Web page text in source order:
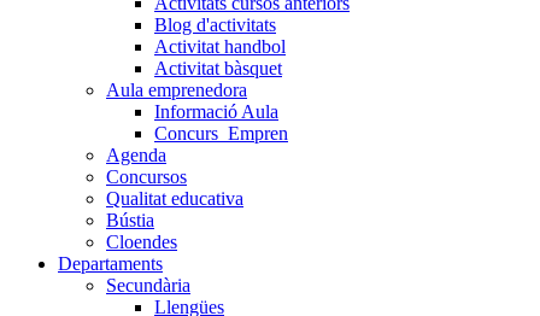
Blog d'activitats
Activitat handbol
Activitat bàsquet
Aula emprenedora
Informació Aula
Concurs_Empren
Agenda
Concursos
Qualitat educativa
Bústia
Cloendes
Departaments
Secundària
Llengües